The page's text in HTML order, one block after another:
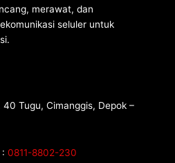
merawat, dan
seluler untuk
40 Tugu, Cimanggis, Depok –
0811-8802-230